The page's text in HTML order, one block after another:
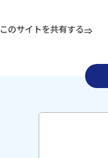
このサイトを共有する